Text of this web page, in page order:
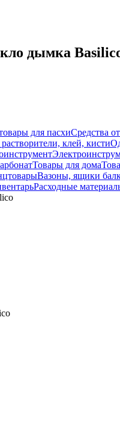
дымка
для пасхиСредства
клей, кисти
Товары для дома
Вазоны, ящики
Расходные